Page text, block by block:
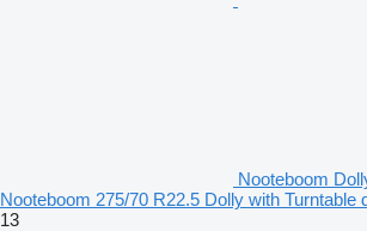
Nooteboom
Nooteboom 275/70 R22.5 Dolly with Turntable
13